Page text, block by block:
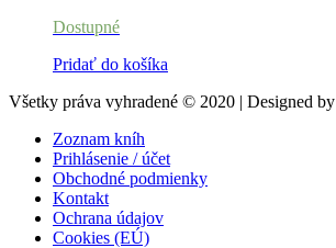
Dostupné
Pridať do košíka
Všetky práva vyhradené © 2020 | Designed by
Zoznam kníh
Prihlásenie / účet
Obchodné podmienky
Kontakt
Ochrana údajov
Cookies (EÚ)